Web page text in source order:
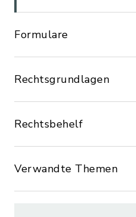
Formulare
Rechtsgrundlagen
Rechtsbehelf
Verwandte Themen